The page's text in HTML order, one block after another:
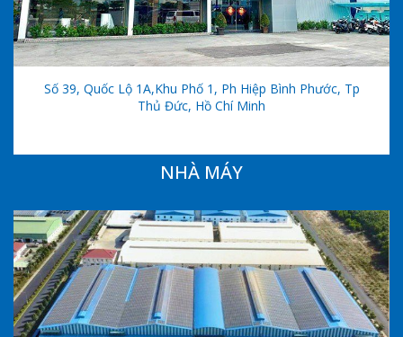
Số 39, Quốc Lộ 1A,khu Phố 1, Ph Hiệp Bình Phước, Tp
Thủ Đức, Hồ Chí Minh
NHÀ MÁY